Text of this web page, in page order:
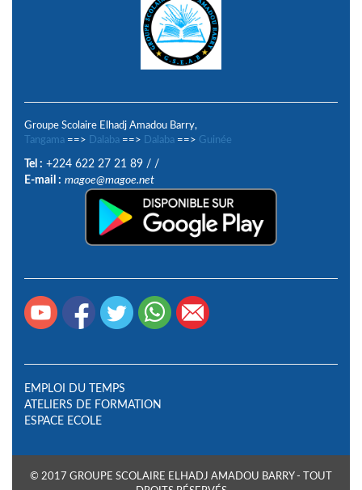
Groupe Scolaire Elhadj Amadou Barry,
Tangama ==> Dalaba ==> Dalaba ==> Guinée
Tel : +224 622 27 21 89 / /
E-mail : magoe@magoe.net
EMPLOI DU TEMPS
ATELIERS DE FORMATION
ESPACE ECOLE
© 2017 GROUPE SCOLAIRE ELHADJ AMADOU BARRY - TOUT